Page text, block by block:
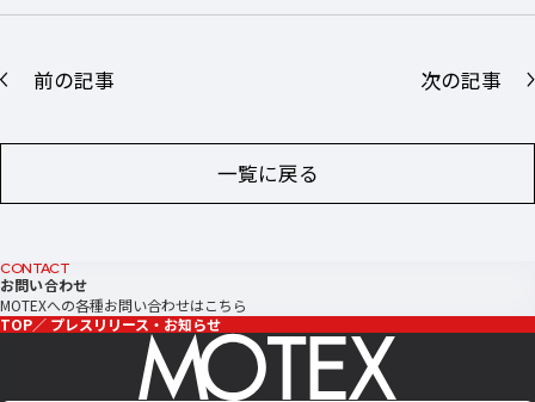
前の記事
一覧に戻る
次の記事
CONTACT
お問い合わせ
MOTEXへの各種お問い合わせはこちら
TOP
プレスリリース・お知らせ